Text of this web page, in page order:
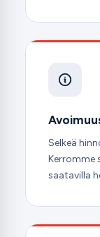
Selkeä
Kerromme
saatavilla